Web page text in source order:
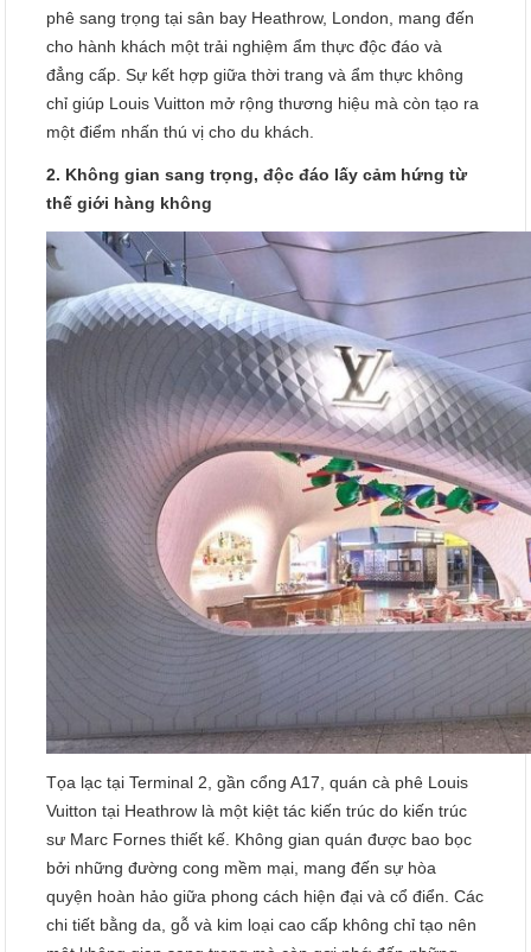
phê sang trọng tại sân bay Heathrow, London, mang đến
cho hành khách một trải nghiệm ẩm thực độc đáo và
đẳng cấp. Sự kết hợp giữa thời trang và ẩm thực không
chỉ giúp Louis Vuitton mở rộng thương hiệu mà còn tạo ra
một điểm nhấn thú vị cho du khách.
2. Không gian sang trọng, độc đáo lấy cảm hứng từ
thế giới hàng không
Tọa lạc tại Terminal 2, gần cổng A17, quán cà phê Louis
Vuitton tại Heathrow là một kiệt tác kiến trúc do kiến trúc
sư Marc Fornes thiết kế. Không gian quán được bao bọc
bởi những đường cong mềm mại, mang đến sự hòa
quyện hoàn hảo giữa phong cách hiện đại và cổ điển. Các
chi tiết bằng da, gỗ và kim loại cao cấp không chỉ tạo nên